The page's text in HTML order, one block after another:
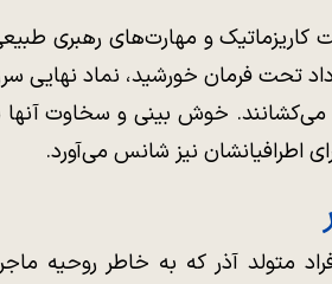
کاریزماتیک و مهارت‌های رهبری
تحت فرمان خورشید، نماد نهایی
می‌کشانند. خوش بینی و سخاوت آنها
اطرافیانشان نیز شانس می‌آورد.
متولد آذر که به خاطر روحیه